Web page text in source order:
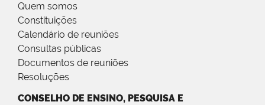
Quem somos
Constituições
Calendário de reuniões
Consultas públicas
Documentos de reuniões
Resoluções
CONSELHO DE ENSINO, PESQUISA E